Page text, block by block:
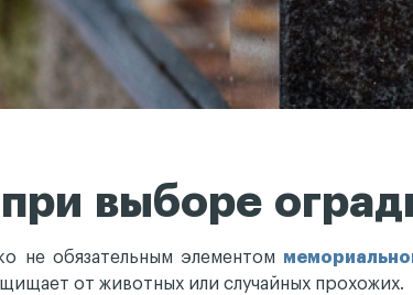
выборе
не обязательным элементом
от животных или случайных прохожих.